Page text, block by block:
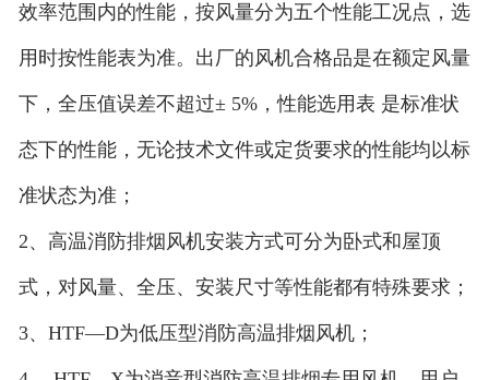
效率范围内的性能，按风量分为五个性能工况点，选
用时按性能表为准。出厂的风机合格品是在额定风量
下，全压值误差不超过± 5%，性能选用表 是标准状
态下的性能，无论技术文件或定货要求的性能均以标
准状态为准；
2、高温消防排烟风机安装方式可分为卧式和屋顶
式，对风量、全压、安装尺寸等性能都有特殊要求；
3、HTF—D为低压型消防高温排烟风机；